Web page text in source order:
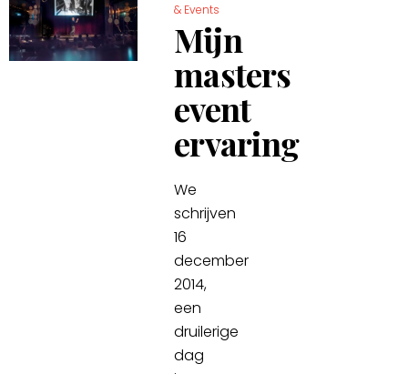
& Events
Mijn
masters
event
ervaring
We
schrijven
16
december
2014,
een
druilerige
dag